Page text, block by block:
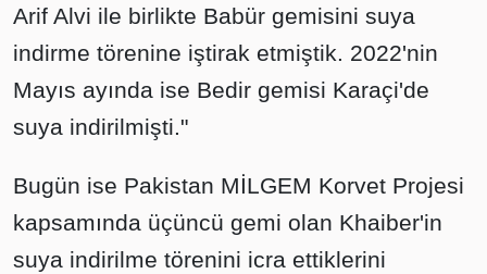
Arif Alvi ile birlikte Babür gemisini suya
indirme törenine iştirak etmiştik. 2022'nin
Mayıs ayında ise Bedir gemisi Karaçi'de
suya indirilmişti."
Bugün ise Pakistan MİLGEM Korvet Projesi
kapsamında üçüncü gemi olan Khaiber'in
suya indirilme törenini icra ettiklerini